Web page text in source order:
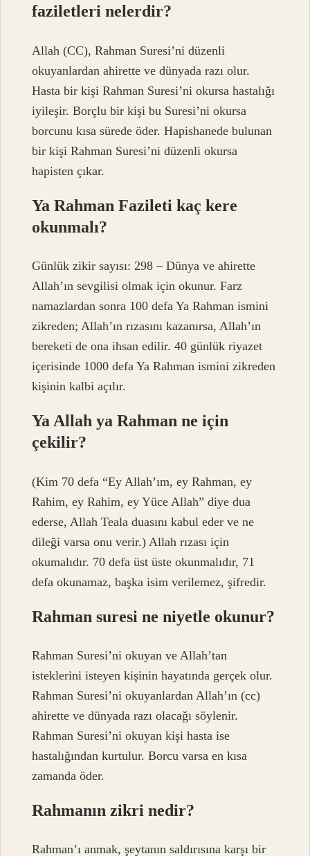
faziletleri nelerdir?
Allah (CC), Rahman Suresi’ni düzenli
okuyanlardan ahirette ve dünyada razı olur.
Hasta bir kişi Rahman Suresi’ni okursa hastalığı
iyileşir. Borçlu bir kişi bu Suresi’ni okursa
borcunu kısa sürede öder. Hapishanede bulunan
bir kişi Rahman Suresi’ni düzenli okursa
hapisten çıkar.
Ya Rahman Fazileti kaç kere
okunmalı?
Günlük zikir sayısı: 298 – Dünya ve ahirette
Allah’ın sevgilisi olmak için okunur. Farz
namazlardan sonra 100 defa Ya Rahman ismini
zikreden; Allah’ın rızasını kazanırsa, Allah’ın
bereketi de ona ihsan edilir. 40 günlük riyazet
içerisinde 1000 defa Ya Rahman ismini zikreden
kişinin kalbi açılır.
Ya Allah ya Rahman ne için
çekilir?
(Kim 70 defa “Ey Allah’ım, ey Rahman, ey
Rahim, ey Rahim, ey Yüce Allah” diye dua
ederse, Allah Teala duasını kabul eder ve ne
dileği varsa onu verir.) Allah rızası için
okumalıdır. 70 defa üst üste okunmalıdır, 71
defa okunamaz, başka isim verilemez, şifredir.
Rahman suresi ne niyetle okunur?
Rahman Suresi’ni okuyan ve Allah’tan
isteklerini isteyen kişinin hayatında gerçek olur.
Rahman Suresi’ni okuyanlardan Allah’ın (cc)
ahirette ve dünyada razı olacağı söylenir.
Rahman Suresi’ni okuyan kişi hasta ise
hastalığından kurtulur. Borcu varsa en kısa
zamanda öder.
Rahmanın zikri nedir?
Rahman’ı anmak, şeytanın saldırısına karşı bir